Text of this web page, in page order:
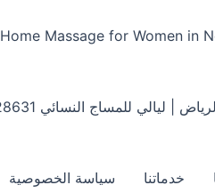
Home Massage for Women in North
ليالي للمساج النسائي ‏‪0548728631
خدماتنا سياسة الخصوصية